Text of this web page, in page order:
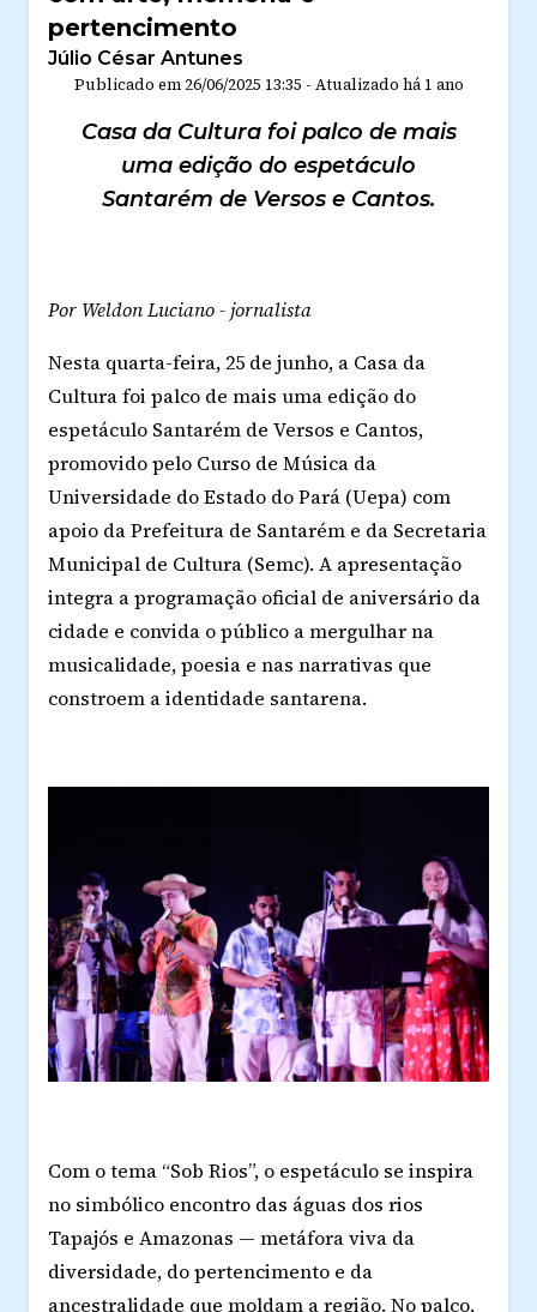
pertencimento
Júlio César Antunes
Publicado em 26/06/2025 13:35 - Atualizado há 1 ano
Casa da Cultura foi palco de mais
uma edição do espetáculo
Santarém de Versos e Cantos.
Por Weldon Luciano - jornalista
Nesta quarta-feira, 25 de junho, a Casa da
Cultura foi palco de mais uma edição do
espetáculo Santarém de Versos e Cantos,
promovido pelo Curso de Música da
Universidade do Estado do Pará (Uepa) com
apoio da Prefeitura de Santarém e da Secretaria
Municipal de Cultura (Semc). A apresentação
integra a programação oficial de aniversário da
cidade e convida o público a mergulhar na
musicalidade, poesia e nas narrativas que
constroem a identidade santarena.
Com o tema “Sob Rios”, o espetáculo se inspira
no simbólico encontro das águas dos rios
Tapajós e Amazonas — metáfora viva da
diversidade, do pertencimento e da
ancestralidade que moldam a região. No palco,